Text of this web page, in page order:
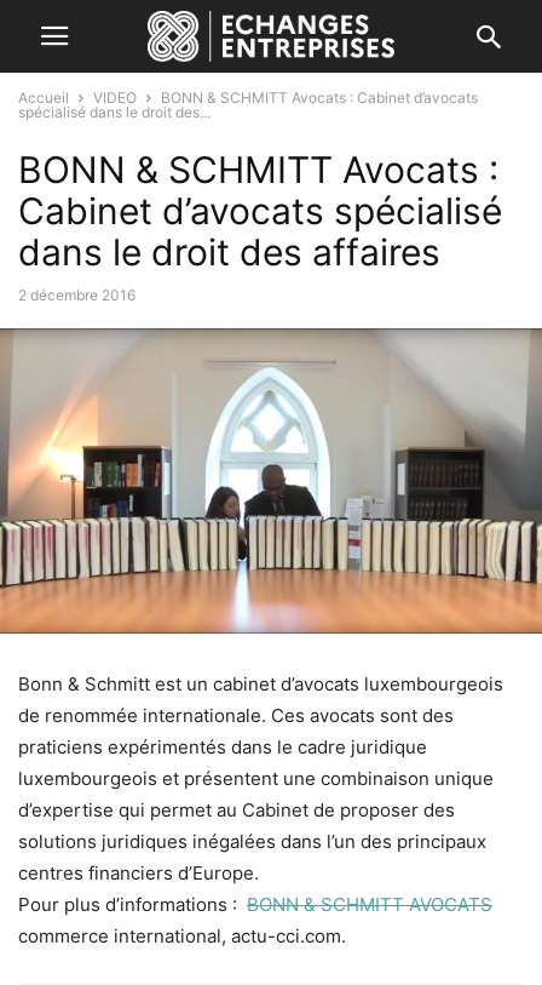
Accueil VIDEO
BONN & SCHMITT Avocats : Cabinet d’avocats
spécialisé dans le droit des...
BONN & SCHMITT Avocats :
Cabinet d’avocats spécialisé
dans le droit des affaires
2 décembre 2016
Bonn & Schmitt est un cabinet d’avocats luxembourgeois
de renommée internationale. Ces avocats sont des
praticiens expérimentés dans le cadre juridique
luxembourgeois et présentent une combinaison unique
d’expertise qui permet au Cabinet de proposer des
solutions juridiques inégalées dans l’un des principaux
centres financiers d’Europe.
Pour plus d’informations : BONN & SCHMITT AVOCATS
commerce international, actu-cci.com.